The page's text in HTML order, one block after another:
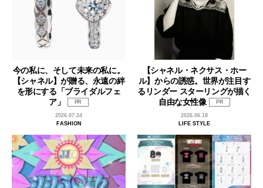
今の私に、そして未来の私に。
【シャネル】が贈る、永遠の絆
を形にする「ブライダルフェ
ア」
PR
2026.07.24
FASHION
【シャネル・ネクサス・ホー
ル】からの誘惑。世界が注目す
るリンダー スターリングが描く
自由な女性像
PR
2026.06.18
LIFE STYLE